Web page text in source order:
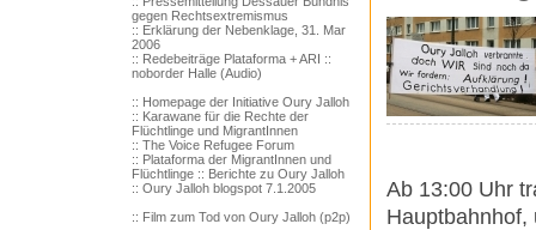
gegen Rechtsextremismus
:: Erklärung der Nebenklage, 31. Mar
2006
:: Redebeiträge Plataforma + ARI ::
noborder Halle (Audio)
:: Homepage der Initiative Oury Jalloh
:: Karawane für die Rechte der
Flüchtlinge und MigrantInnen
:: The Voice Refugee Forum
:: Plataforma der MigrantInnen und
Flüchtlinge :: Berichte zu Oury Jalloh
:: Oury Jalloh blogspot 7.1.2005
:: Film zum Tod von Oury Jalloh (p2p)
Ab 13:00 Uhr
Hauptbahnhof,